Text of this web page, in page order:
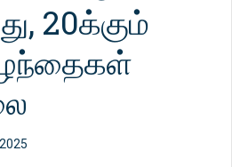
20க்கும்